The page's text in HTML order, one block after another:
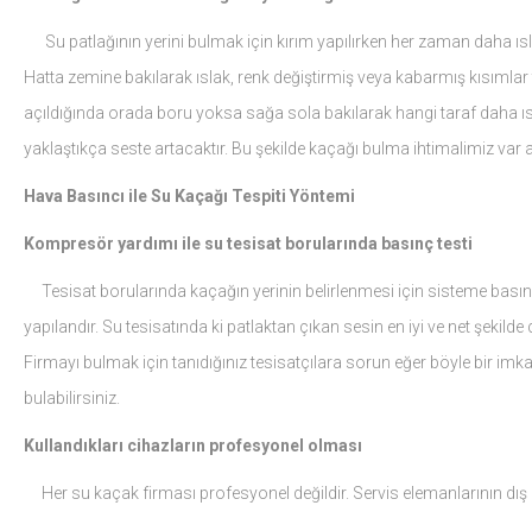
Su patlağının yerini bulmak için kırım yapılırken her zaman daha
Hatta zemine bakılarak ıslak, renk değiştirmiş veya kabarmış
açıldığında orada boru yoksa sağa sola bakılarak hangi taraf daha
yaklaştıkça seste artacaktır. Bu şekilde kaçağı bulma ihtimalimiz var
Hava Basıncı ile Su Kaçağı Tespiti Yöntemi
Kompresör yardımı ile su tesisat borularında basınç testi
Tesisat borularında kaçağın yerinin belirlenmesi için sisteme
yapılandır. Su tesisatında ki patlaktan çıkan sesin en iyi ve net
Firmayı bulmak için tanıdığınız tesisatçılara sorun eğer böyle bir
bulabilirsiniz.
Kullandıkları cihazların profesyonel olması
Her su kaçak firması profesyonel değildir. Servis elemanlarının